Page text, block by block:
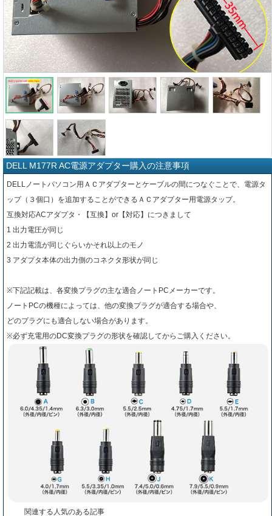
DELL M177R AC電源アダプター購入の注意事項
DELLノートパソコン用ＡＣアダプターとケーブルの間につなぐことで、電源タ
ップ（３個口）を追加することができるＡＣアダプター用電源タップ。
互換対応ACアダプタ・【互換】or【対応】につきまして
1 出力電圧が同じ
2 出力電流が同じぐらいかそれ以上のモノ
3 アダプタ本体の出力側のコネクタ形状が同じ
※下記記載は、各変換プラグの主な適合ノートPCメーカーです。
ノートPCの機種によっては、他の変換プラグが適合する場合や、
どのプラグにも適合しない場合があります。
※必ず充電用のDC変換プラグの形状を確認してからご購入ください。
関連する人気のある記事